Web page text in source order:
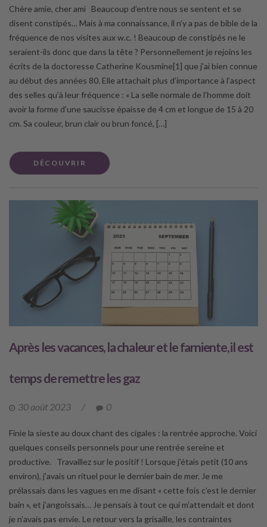
Chère amie, cher ami Beaucoup d’entre nous se sentent et se
disent constipés… Mais à ma connaissance, il n’y a pas de bible de la
fréquence de nos visites aux w.c. ! Beaucoup de constipés ne le
seraient-ils donc que dans la tête ? Personnellement je rejoins les
écrits de la doctoresse Catherine Kousmine[1] que j’ai bien connue
au début des années 80. Elle attachait plus d’importance à l’aspect
des selles qu’à leur fréquence : « La selle normale de l’homme doit
avoir la forme d’une saucisse épaisse de 4 cm et longue de 15 à 20
cm. Sa couleur, brun clair ou brun foncé, […]
DÉCOUVRIR
Après les vacances, la chaleur et le farniente, il est
temps de remettre les gaz
30 août 2023 / 0
Finie la sieste au doux chant des cigales : la rentrée approche. Voici
quelques conseils personnels pour une rentrée sereine et
productive. Travaillez sur le positif ! Lorsque j’étais petit (10 ans
environ), j’avais un rituel pour le dernier bain de mer. Je me
prélassais dans les vagues en me disant « cette fois c’est le dernier
bain », et j’angoissais… Je pensais à tout ce qui m’attendait et dont
je n’avais pas envie. Le retour vers la grisaille, les contraintes